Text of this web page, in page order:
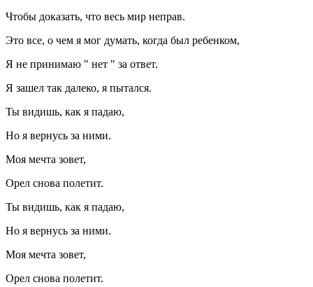
Чтобы доказать, что весь мир неправ.
Это все, о чем я мог думать, когда был ребенком,
Я не принимаю " нет " за ответ.
Я зашел так далеко, я пытался.
Ты видишь, как я падаю,
Но я вернусь за ними.
Моя мечта зовет,
Орел снова полетит.
Ты видишь, как я падаю,
Но я вернусь за ними.
Моя мечта зовет,
Орел снова полетит.